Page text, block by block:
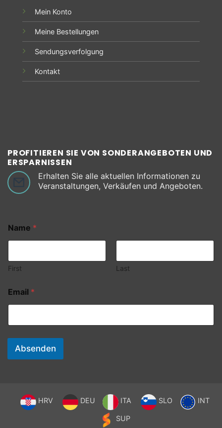
Mein Konto
Meine Bestellungen
Sendungsverfolgung
Kontakt
PROFITIEREN SIE VON SONDERANGEBOTEN UND
ERSPARNISSEN
Erhalten Sie alle aktuellen Informationen zu
Veranstaltungen, Verkäufen und Angeboten.
Name *
First Last
Email *
Absenden
HRV DEU ITA SLO INT
SUP